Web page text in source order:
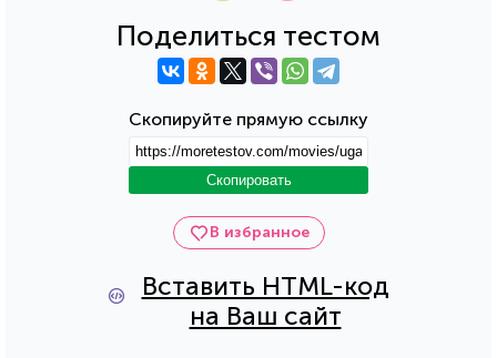
В избранное
Вставить HTML-код
на Ваш сайт
Поделиться тестом
Скопируйте прямую ссылку
Скопировать